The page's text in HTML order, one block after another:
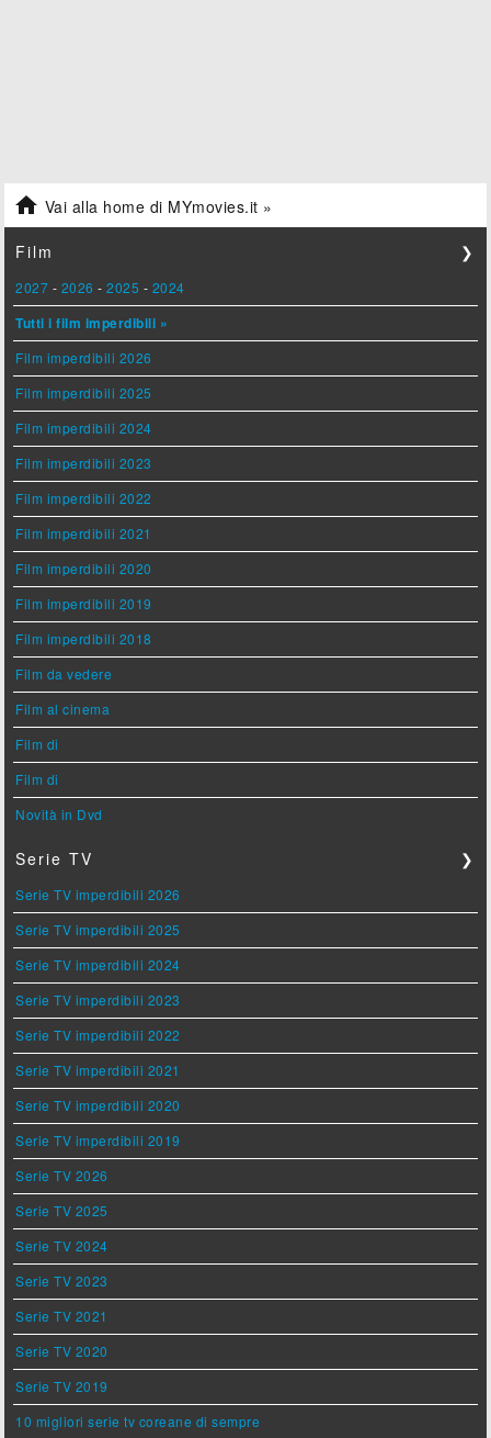
 Vai alla home di MYmovies.it »
Film ❯
2027 - 2026 -2025 - 2024
Tutti i film imperdibili »
Film imperdibili 2026
Film imperdibili 2025
Film imperdibili 2024
Film imperdibili 2023
Film imperdibili 2022
Film imperdibili 2021
Film imperdibili 2020
Film imperdibili 2019
Film imperdibili 2018
Film da vedere
Film al cinema
Film di
Film di
Novità in Dvd
Serie TV ❯
Serie TV imperdibili 2026
Serie TV imperdibili 2025
Serie TV imperdibili 2024
Serie TV imperdibili 2023
Serie TV imperdibili 2022
Serie TV imperdibili 2021
Serie TV imperdibili 2020
Serie TV imperdibili 2019
Serie TV 2026
Serie TV 2025
Serie TV 2024
Serie TV 2023
Serie TV 2021
Serie TV 2020
Serie TV 2019
10 migliori serie tv coreane di sempre